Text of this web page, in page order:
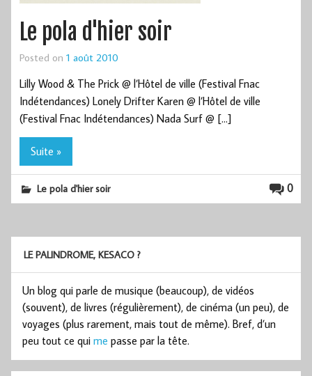
Le pola d'hier soir
Posted on 1 août 2010
Lilly Wood & The Prick @ l’Hôtel de ville (Festival Fnac
Indétendances) Lonely Drifter Karen @ l’Hôtel de ville
(Festival Fnac Indétendances) Nada Surf @ […]
Suite »
0
Le pola d'hier soir
LE PALINDROME, KESACO ?
Un blog qui parle de musique (beaucoup), de vidéos
(souvent), de livres (régulièrement), de cinéma (un peu), de
voyages (plus rarement, mais tout de même). Bref, d’un
peu tout ce qui me passe par la tête.